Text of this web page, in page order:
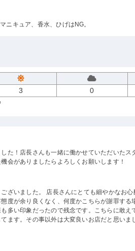
ニキュア、香水、ひげはNG。
3 0
た！店長さんも一緒に働かせていただいたス
会がありましたらよろしくお願いします！
ざいました。 店長さんにとても細やかなお心
度が余り良くなく、何度かこちらが謝罪する
多い印象だったので残念です。こちらに敢え
ます。その事以外は大変良いお店だと思いま